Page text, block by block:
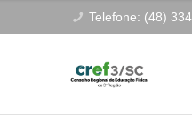
Telefone: (48)